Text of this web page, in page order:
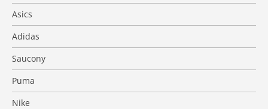
Asics
Adidas
Saucony
Puma
Nike